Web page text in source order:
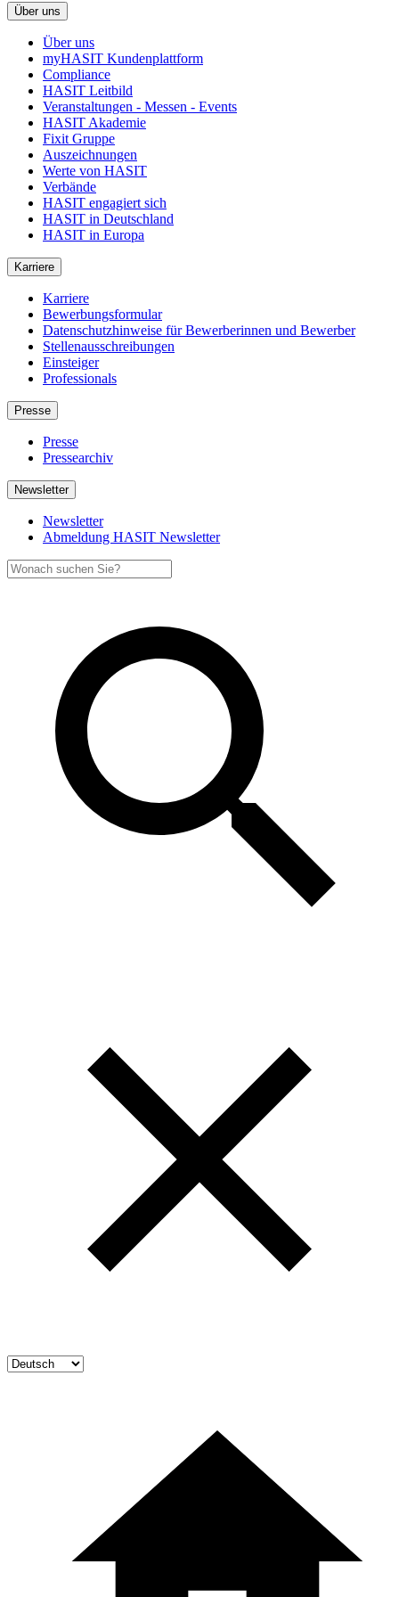
Über uns
Über uns
myHASIT Kundenplattform
Compliance
HASIT Leitbild
Veranstaltungen - Messen - Events
HASIT Akademie
Fixit Gruppe
Auszeichnungen
Werte von HASIT
Verbände
HASIT engagiert sich
HASIT in Deutschland
HASIT in Europa
Karriere
Karriere
Bewerbungsformular
Datenschutzhinweise für Bewerberinnen und Bewerber
Stellenausschreibungen
Einsteiger
Professionals
Presse
Presse
Pressearchiv
Newsletter
Newsletter
Abmeldung HASIT Newsletter